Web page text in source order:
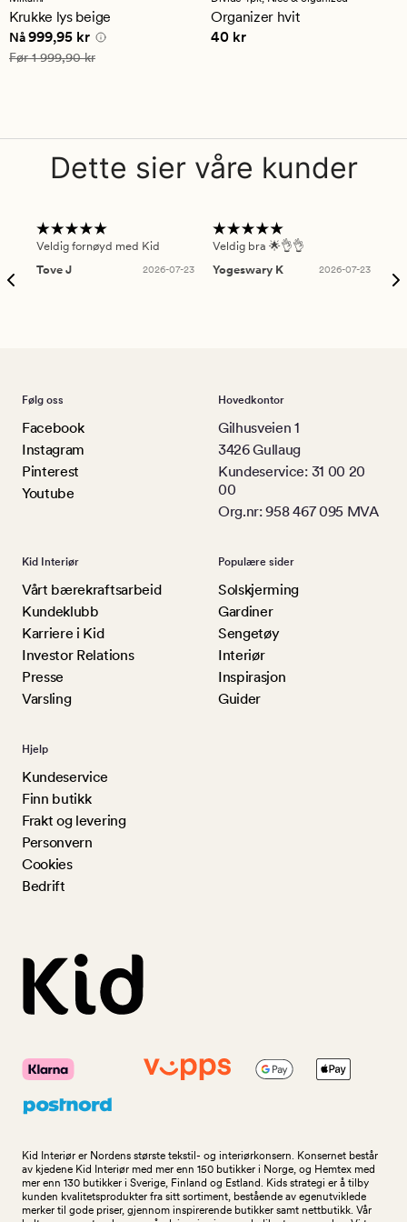
en
gjennomsnittlig
vurdering
på
3.5
Krukke lys beige
Nåværende pris
Nå999,95 kr
Vanlig pris 1 999,90 kr
Før1 999,90 kr
en
gjennomsnittlig
vurdering
Organizer hvit
Pris 40 kr
40 kr
Dette sier våre kunder
Veldig fornøyd med Kid
Tove J
2026-07-23
Veldig bra 🌟👌👌
Yogeswary K
2026-07-23
Følg oss
Facebook
Instagram
Pinterest
Youtube
Hovedkontor
Gilhusveien 1
3426 Gullaug
Kundeservice: 31 00 20
00
Org.nr: 958 467 095 MVA
Kid Interiør
Vårt bærekraftsarbeid
Kundeklubb
Karriere i Kid
Investor Relations
Presse
Varsling
Populære sider
Solskjerming
Gardiner
Sengetøy
Interiør
Inspirasjon
Guider
Hjelp
Kundeservice
Finn butikk
Frakt og levering
Personvern
Cookies
Bedrift
Kid Interiør er Nordens største tekstil- og interiørkonsern. Konsernet består
av kjedene Kid Interiør med mer enn 150 butikker i Norge, og Hemtex med
mer enn 130 butikker i Sverige, Finland og Estland. Kids strategi er å tilby
kunden kvalitetsprodukter fra sitt sortiment, bestående av egenutviklede
merker til gode priser, gjennom inspirerende butikker samt nettbutikk. Vår